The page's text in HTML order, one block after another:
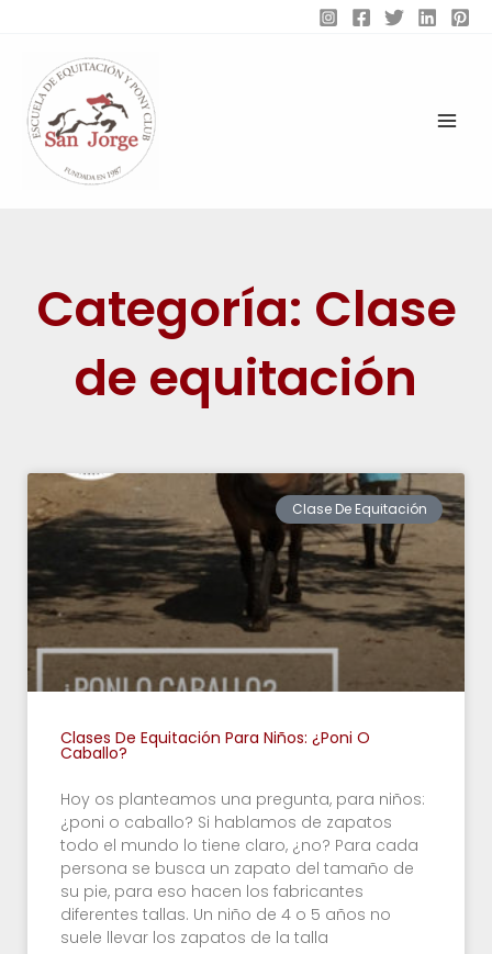
contenido
Categoría: Clase
de equitación
Clase De Equitación
Clases De Equitación Para Niños: ¿poni O
Caballo?
Hoy os planteamos una pregunta, para niños:
¿poni o caballo? Si hablamos de zapatos
todo el mundo lo tiene claro, ¿no? Para cada
persona se busca un zapato del tamaño de
su pie, para eso hacen los fabricantes
diferentes tallas. Un niño de 4 o 5 años no
suele llevar los zapatos de la talla